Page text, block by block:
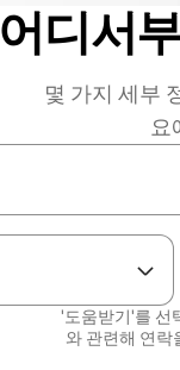
어디서
몇 가지 세부
요
'도움받기'를 선
와 관련해 연락